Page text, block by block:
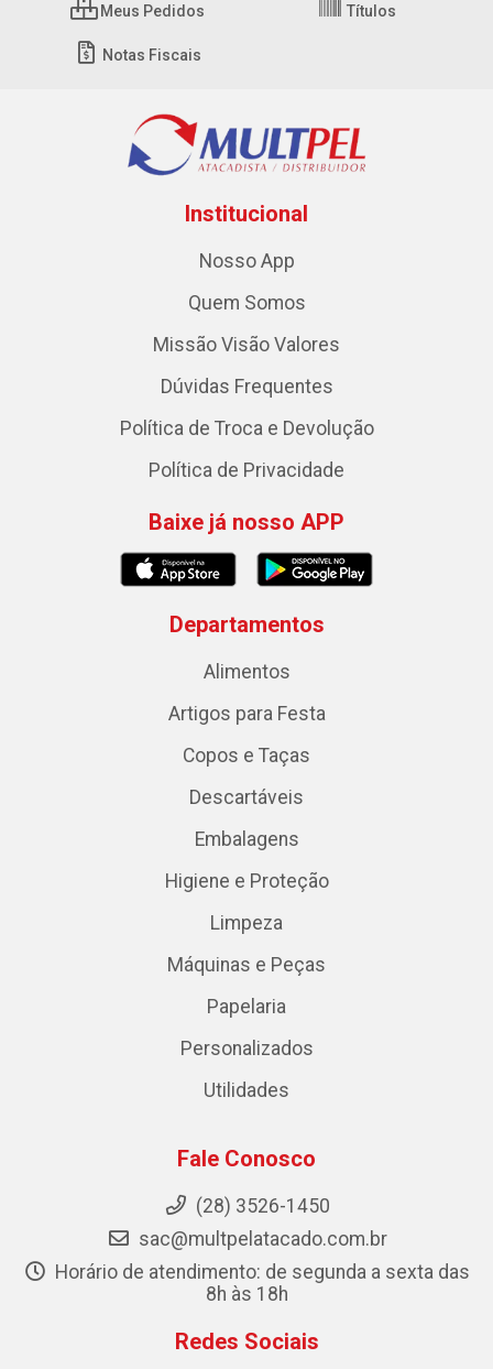
Meus Pedidos Títulos
Notas Fiscais
Institucional
Nosso App
Quem Somos
Missão Visão Valores
Dúvidas Frequentes
Política de Troca e Devolução
Política de Privacidade
Baixe já nosso APP
Departamentos
Alimentos
Artigos para Festa
Copos e Taças
Descartáveis
Embalagens
Higiene e Proteção
Limpeza
Máquinas e Peças
Papelaria
Personalizados
Utilidades
Fale Conosco
(28) 3526-1450
sac@multpelatacado.com.br
Horário de atendimento: de segunda a sexta das
8h às 18h
Redes Sociais